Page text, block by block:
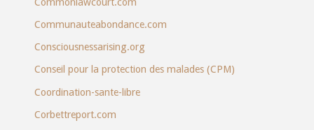
Communauteabondance.com
Consciousnessarising.org
Conseil pour la protection des malades (CPM)
Coordination-sante-libre
Corbettreport.com